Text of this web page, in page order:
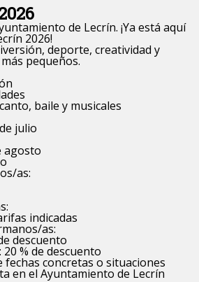
de Lecrín. ¡Ya está aquí
2026!
deporte, creatividad y
pequeños.
baile y musicales
julio
agosto
as:
indicadas
as:
descuento
% de descuento
fechas concretas o situaciones
en el Ayuntamiento de Lecrín